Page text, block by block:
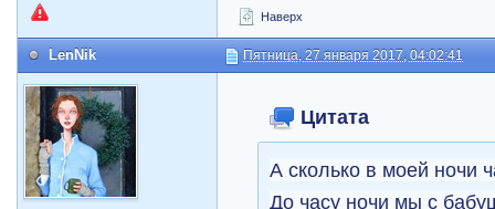
Наверх
LenNik Пятница, 27 января 2017, 04:02:41
Цитата
А сколько в моей ночи
До часу ночи мы с